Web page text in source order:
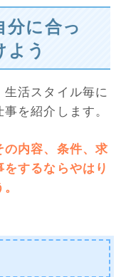
に合っ
う
生活スタイル毎に
を紹介します。
の内容、条件、求
するならやはり
。